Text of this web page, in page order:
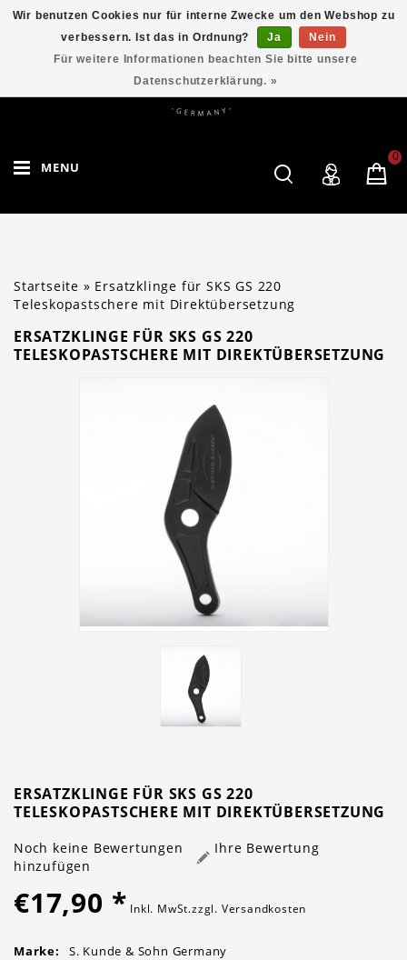
MENU
0
Startseite » Ersatzklinge für SKS GS 220
Teleskopastschere mit Direktübersetzung
ERSATZKLINGE FÜR SKS GS 220
TELESKOPASTSCHERE MIT DIREKTÜBERSETZUNG
ERSATZKLINGE FÜR SKS GS 220
TELESKOPASTSCHERE MIT DIREKTÜBERSETZUNG
Noch keine Bewertungen
Ihre Bewertung
hinzufügen
€17,90 * Inkl. MwSt.zzgl. Versandkosten
Marke:
S. Kunde & Sohn Germany
Wir benutzen Cookies nur für interne Zwecke um den Webshop zu
verbessern. Ist das in Ordnung?
Ja
Nein
Für weitere Informationen beachten Sie bitte unsere
Datenschutzerklärung. »